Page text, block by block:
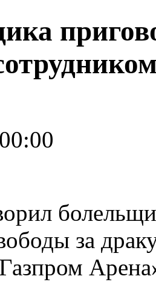
за